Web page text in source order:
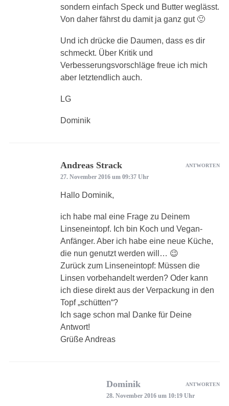
sondern einfach Speck und Butter weglässt.
Von daher fährst du damit ja ganz gut 🙂
Und ich drücke die Daumen, dass es dir
schmeckt. Über Kritik und
Verbesserungsvorschläge freue ich mich
aber letztendlich auch.
LG
Dominik
Andreas Strack
27. November 2016 um 09:37 Uhr
Hallo Dominik,
ich habe mal eine Frage zu Deinem
Linseneintopf. Ich bin Koch und Vegan-
Anfänger. Aber ich habe eine neue Küche,
die nun genutzt werden will… 😉
Zurück zum Linseneintopf: Müssen die
Linsen vorbehandelt werden? Oder kann
ich diese direkt aus der Verpackung in den
Topf „schütten“?
Ich sage schon mal Danke für Deine
Antwort!
Grüße Andreas
ANTWORTEN
Dominik
28. November 2016 um 10:19 Uhr
ANTWORTEN